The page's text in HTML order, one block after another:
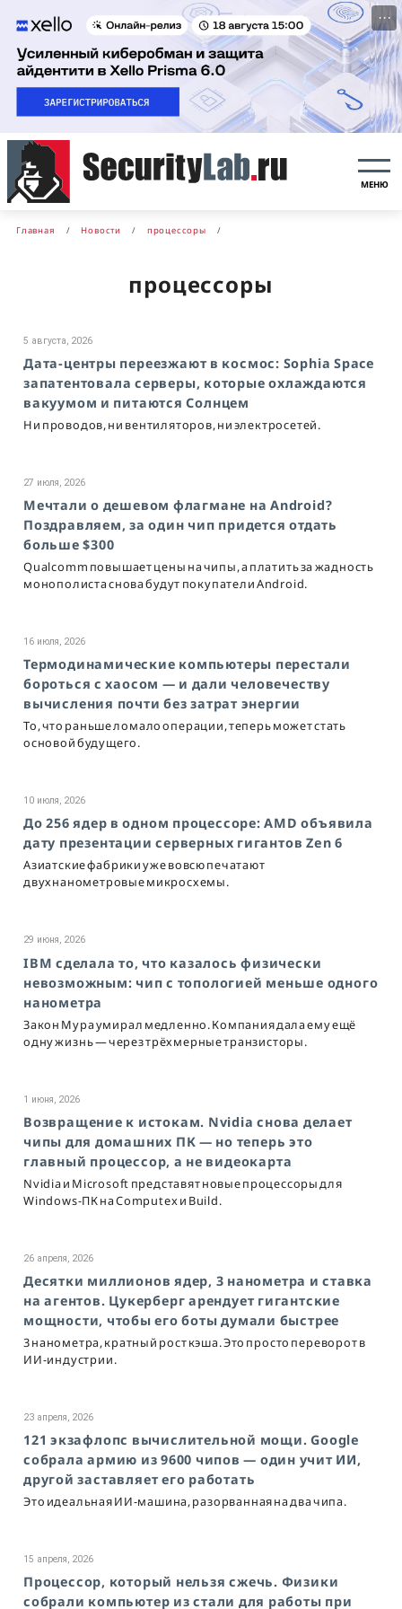
···
МЕНЮ
Главная Новости процессоры
процессоры
5 августа, 2026
Дата-центры переезжают в космос: Sophia Space
запатентовала серверы, которые охлаждаются
вакуумом и питаются Солнцем
Ни проводов, ни вентиляторов, ни электросетей.
27 июля, 2026
Мечтали о дешевом флагмане на Android?
Поздравляем, за один чип придется отдать
больше $300
Qualcomm повышает цены на чипы, а платить за жадность
монополиста снова будут покупатели Android.
16 июля, 2026
Термодинамические компьютеры перестали
бороться с хаосом — и дали человечеству
вычисления почти без затрат энергии
То, что раньше ломало операции, теперь может стать
основой будущего.
10 июля, 2026
До 256 ядер в одном процессоре: AMD объявила
дату презентации серверных гигантов Zen 6
Азиатские фабрики уже вовсю печатают
двухнанометровые микросхемы.
29 июня, 2026
IBM сделала то, что казалось физически
невозможным: чип с топологией меньше одного
нанометра
Закон Мура умирал медленно. Компания дала ему ещё
одну жизнь — через трёхмерные транзисторы.
1 июня, 2026
Возвращение к истокам. Nvidia снова делает
чипы для домашних ПК — но теперь это
главный процессор, а не видеокарта
Nvidia и Microsoft представят новые процессоры для
Windows-ПК на Computex и Build.
26 апреля, 2026
Десятки миллионов ядер, 3 нанометра и ставка
на агентов. Цукерберг арендует гигантские
мощности, чтобы его боты думали быстрее
3 нанометра, кратный рост кэша. Это просто переворот в
ИИ-индустрии.
23 апреля, 2026
121 экзафлопс вычислительной мощи. Google
собрала армию из 9600 чипов — один учит ИИ,
другой заставляет его работать
Это идеальная ИИ-машина, разорванная на два чипа.
15 апреля, 2026
Процессор, который нельзя сжечь. Физики
собрали компьютер из стали для работы при